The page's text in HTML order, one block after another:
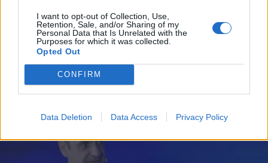
I want to opt-out of Collection, Use,
Retention, Sale, and/or Sharing of my
Personal Data that Is Unrelated with the
Purposes for which it was collected.
Opted Out
CONFIRM
Data Deletion Data Access Privacy Policy
Άαχεν - Θα μιλήσει στην τελετή
απονομής του "Βραβείου Καρλομάγνου"
στον Μάριο Ντράγκι
X